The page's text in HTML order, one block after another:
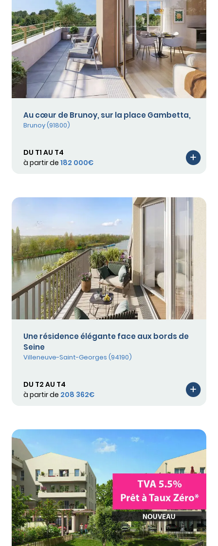
Au cœur de Brunoy, sur la place Gambetta,
Brunoy (91800)
DU T1 AU T4
à partir de 182 000€
Une résidence élégante face aux bords de
Seine
Villeneuve-Saint-Georges (94190)
DU T2 AU T4
à partir de 208 362€